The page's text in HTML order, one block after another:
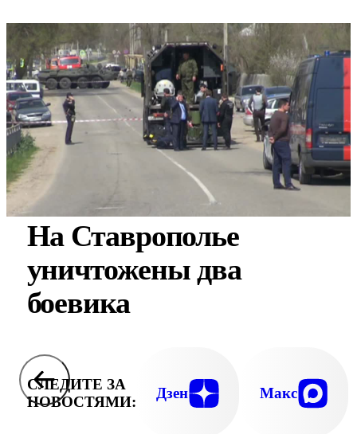
На Ставрополье
уничтожены два
боевика
СЛЕДИТЕ ЗА
НОВОСТЯМИ:
Дзен Макс